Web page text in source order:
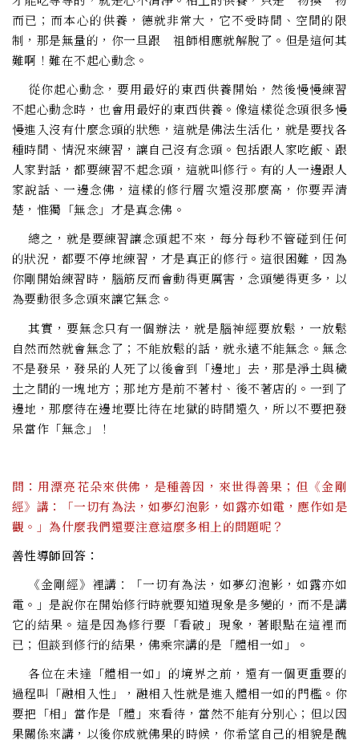
而已；而本心的供養，德就非常大，它不受時間、空間的限
制，那是無量的，你一旦跟 祖師相應就解脫了。但是這何其
難啊！難在不起心動念。
從你起心動念，要用最好的東西供養開始，然後慢慢練習
不起心動念時，也會用最好的東西供養。像這樣從念頭很多慢
慢進入沒有什麼念頭的狀態，這就是佛法生活化，就是要找各
種時間、情況來練習，讓自己沒有念頭。包括跟人家吃飯、跟
人家對話，都要練習不起念頭，這就叫修行。有的人一邊跟人
家說話、一邊念佛，這樣的修行層次還沒那麼高，你要弄清
楚，惟獨「無念」才是真念佛。
總之，就是要練習讓念頭起不來，每分每秒不管碰到任何
的狀況，都要不停地練習，才是真正的修行。這很困難，因為
你剛開始練習時，腦筋反而會動得更厲害，念頭變得更多，以
為要動很多念頭來讓它無念。
其實，要無念只有一個辦法，就是腦神經要放鬆，一放鬆
自然而然就會無念了；不能放鬆的話，就永遠不能無念。無念
不是發呆，發呆的人死了以後會到「邊地」去，那是淨土與穢
土之間的一塊地方；那地方是前不著村、後不著店的。一到了
邊地，那麼待在邊地要比待在地獄的時間還久，所以不要把發
呆當作「無念」！
問：用漂亮花朵來供佛，是種善因，來世得善果；但《金剛
經》講：「一切有為法，如夢幻泡影，如露亦如電，應作如是
觀。」為什麼我們還要注意這麼多相上的問題呢？
善性導師回答：
《金剛經》裡講：「一切有為法，如夢幻泡影，如露亦如
電。」是說你在開始修行時就要知道現象是多變的，而不是講
它的結果。這是因為修行要「看破」現象，著眼點在這裡而
已；但談到修行的結果，佛乘宗講的是「體相一如」。
各位在未達「體相一如」的境界之前，還有一個更重要的
過程叫「融相入性」，融相入性就是進入體相一如的門檻。你
要把「相」當作是「體」來看待，當然不能有分別心；但以因
果關係來講，以後你成就佛果的時候，你希望自己的相貌是醜